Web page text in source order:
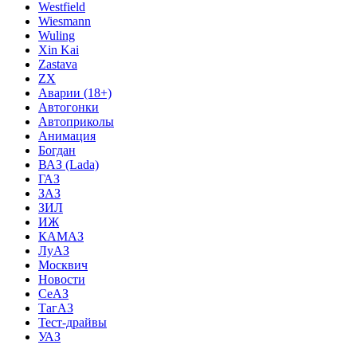
Westfield
Wiesmann
Wuling
Xin Kai
Zastava
ZX
Аварии (18+)
Автогонки
Автоприколы
Анимация
Богдан
ВАЗ (Lada)
ГАЗ
ЗАЗ
ЗИЛ
ИЖ
КАМАЗ
ЛуАЗ
Москвич
Новости
СеАЗ
ТагАЗ
Тест-драйвы
УАЗ